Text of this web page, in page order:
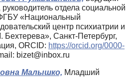
отдела социальной
«Национальный
центр психиатрии и
Санкт-Петербург,
ORCID: https://orcid.org/0000-
bizet@inbox.ru
Малышко, Младший